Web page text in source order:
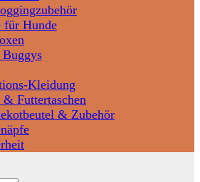
für Hunde
Kleidung
Futtertaschen
& Zubehör